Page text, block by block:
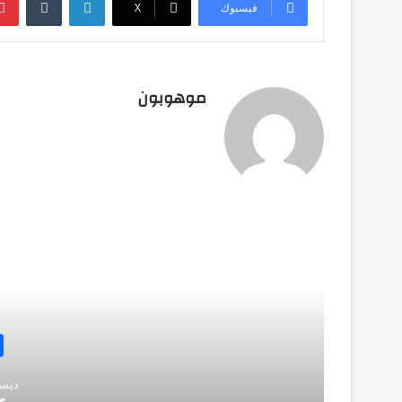
فيسبوك ‫X
موهوبون
ديسمبر